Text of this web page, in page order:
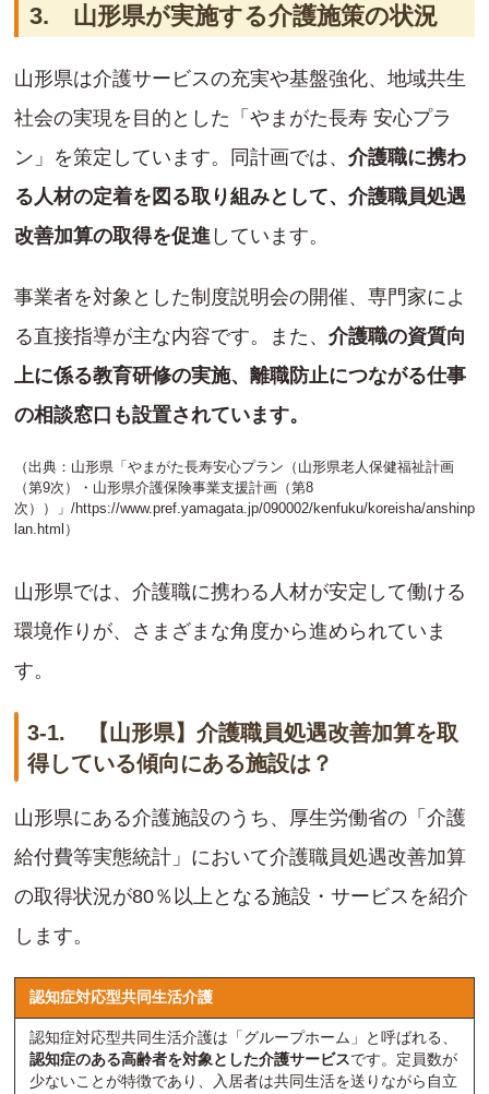
3. 山形県が実施する介護施策の状況
山形県は介護サービスの充実や基盤強化、地域共生
社会の実現を目的とした「やまがた長寿 安心プラ
ン」を策定しています。同計画では、 介護職に携わ
る人材の定着を図る取り組みとして、介護職員処遇
改善加算の取得を促進 しています。
事業者を対象とした制度説明会の開催、専門家によ
る直接指導が主な内容です。また、 介護職の資質向
上に係る教育研修の実施、離職防止につながる仕事
の相談窓口も設置されています。
（出典：山形県「やまがた長寿安心プラン（山形県老人保健福祉計画
（第9次）・山形県介護保険事業支援計画（第8
次））」/https://www.pref.yamagata.jp/090002/kenfuku/koreisha/anshinp
lan.html ）
山形県では、介護職に携わる人材が安定して働ける
環境作りが、さまざまな角度から進められていま
す。
3-1. 【山形県】介護職員処遇改善加算を取
得している傾向にある施設は？
山形県にある介護施設のうち、厚生労働省の「介護
給付費等実態統計」において介護職員処遇改善加算
の取得状況が80％以上となる施設・サービスを紹介
します。
認知症対応型共同生活介護
認知症対応型共同生活介護は「グループホーム」と呼ばれる、
認知症のある高齢者を対象とした介護サービスです。定員数が
少ないことが特徴であり、入居者は共同生活を送りながら自立